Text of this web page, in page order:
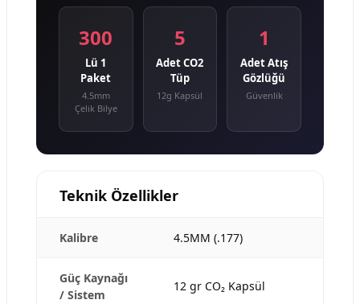
300
Lü 1
Paket
4.5mm
Çelik Bilye
5
Adet CO2
Tüp
12g Kapsül
1
Adet Atış
Gözlüğü
Güvenlik
Teknik Özellikler
Kalibre 4.5MM (.177)
Güç Kaynağı
/ Sistem
12 gr CO₂ Kapsül